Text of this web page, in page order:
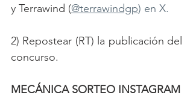
y Terrawind (@terrawindgp) en X.
2) Repostear (RT) la publicación del
concurso.
MECÁNICA SORTEO INSTAGRAM